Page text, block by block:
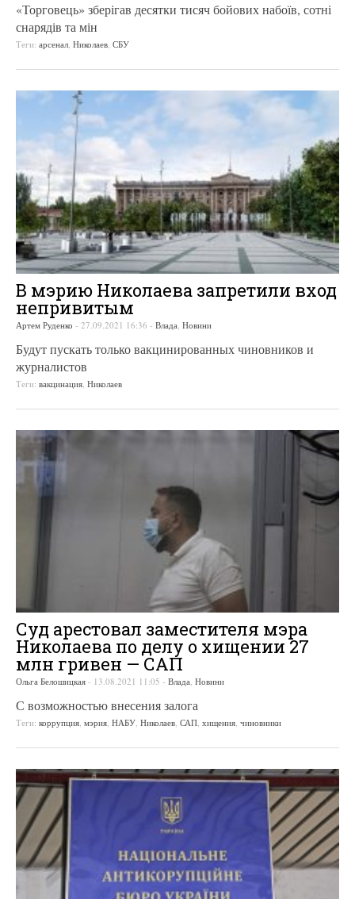
«Торговець» зберігав десятки тисяч бойових набоїв, сотні
снарядів та мін
Теги: арсенал, Николаев, СБУ
В мэрию Николаева запретили вход
непривитым
Артем Руденко - 27.09.2021 16:36 - Влада Новини
Будут пускать только вакцинированных чиновников и
журналистов
Теги: вакцинация Николаев
Суд арестовал заместителя мэра
Николаева по делу о хищении 27
млн гривен — САП
Ольга Белошицкая - 13.08.2021 11:05 - Влада, Новини
С возможностью внесения залога
Теги: коррупция, мэрия, НАБУ, Николаев, САП, хищения, чиновники